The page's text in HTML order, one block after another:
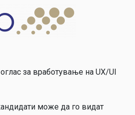
за вработување на UX/UI
може да го видат